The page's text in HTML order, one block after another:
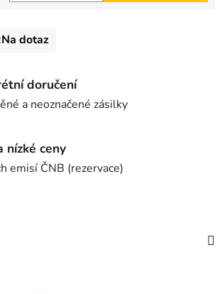
Na dotaz
doručení
a neoznačené zásilky
nízké ceny
emisí ČNB (rezervace)